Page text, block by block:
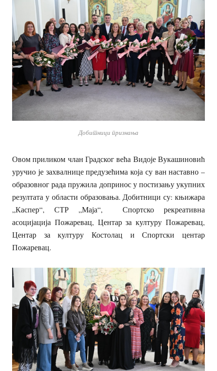
Добитници признања
Овом приликом члан Градског већа Видоје Вукашиновић
уручио је захвалнице предузећима која су ван наставно –
образовног рада пружила допринос у постизању укупних
резултата у области образовања. Добитници су: књижара
„Каспер“, СТР „Маја“, Спортско рекреативна
асоцијација Пожаревац, Центар за културу Пожаревац,
Центар за културу Костолац и Спортски центар
Пожаревац.